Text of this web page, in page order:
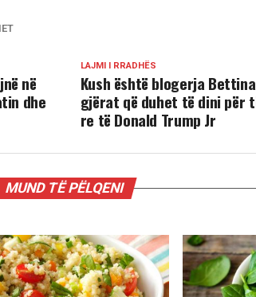
LAJMI I RRADHËS
Kush është blogerja
gjërat që duhet të dini për
re të Donald Trump Jr
në
dhe
MUND TË PËLQENI